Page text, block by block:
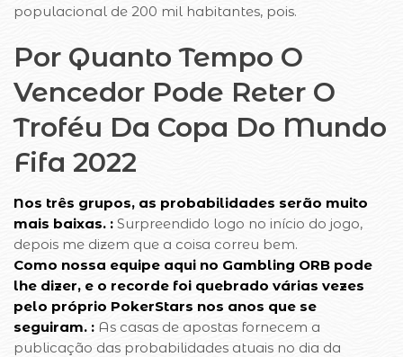
populacional de 200 mil habitantes, pois.
Por Quanto Tempo O
Vencedor Pode Reter O
Troféu Da Copa Do Mundo
Fifa 2022
Nos três grupos, as probabilidades serão muito
mais baixas. : Surpreendido logo no início do jogo,
depois me dizem que a coisa correu bem.
Como nossa equipe aqui no Gambling ORB pode
lhe dizer, e o recorde foi quebrado várias vezes
pelo próprio PokerStars nos anos que se
seguiram. : As casas de apostas fornecem a
publicação das probabilidades atuais no dia da